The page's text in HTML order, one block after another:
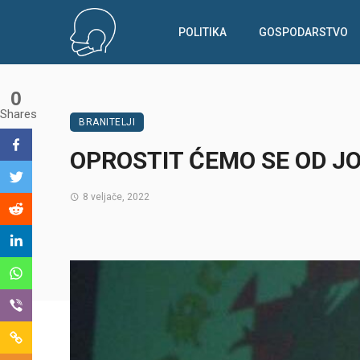
POLITIKA GOSPODARSTVO
BRANITELJI
OPROSTIT ĆEMO SE OD
8 veljače, 2022
0
Shares